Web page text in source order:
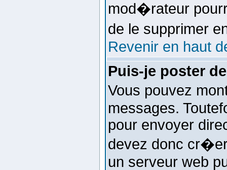
mod�rateur
de le supprimer
Revenir en haut
Puis-je poster
Vous pouvez
messages.
pour envoyer
devez donc
un serveur web